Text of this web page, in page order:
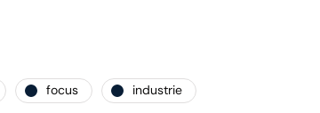
focus industrie